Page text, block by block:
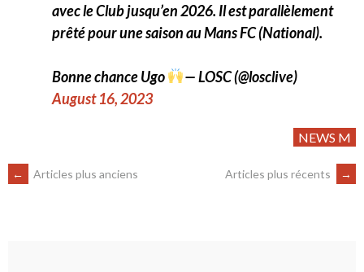
avec le Club jusqu’en 2026. Il est parallèlement
prêté pour une saison au Mans FC (National).
Bonne chance Ugo
— LOSC (@losclive)
August 16, 2023
NEWS M
← Articles plus anciens Articles plus récents →